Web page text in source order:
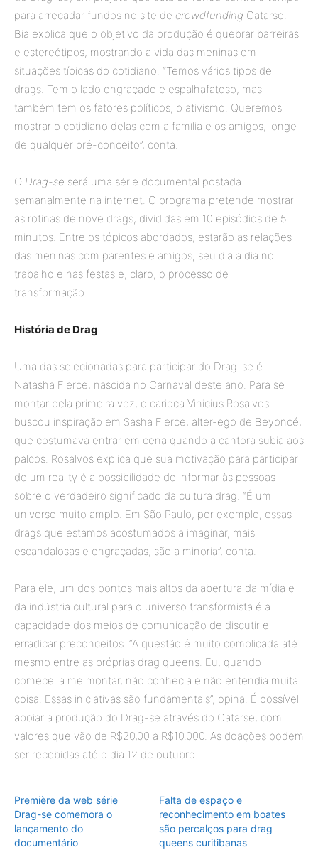
para arrecadar fundos no site de crowdfunding Catarse.
Bia explica que o objetivo da produção é quebrar barreiras
e estereótipos, mostrando a vida das meninas em
situações típicas do cotidiano. “Temos vários tipos de
drags. Tem o lado engraçado e espalhafatoso, mas
também tem os fatores políticos, o ativismo. Queremos
mostrar o cotidiano delas com a família e os amigos, longe
de qualquer pré-conceito”, conta.
O Drag-se será uma série documental postada
semanalmente na internet. O programa pretende mostrar
as rotinas de nove drags, divididas em 10 episódios de 5
minutos. Entre os tópicos abordados, estarão as relações
das meninas com parentes e amigos, seu dia a dia no
trabalho e nas festas e, claro, o processo de
transformação.
História de Drag
Uma das selecionadas para participar do Drag-se é
Natasha Fierce, nascida no Carnaval deste ano. Para se
montar pela primeira vez, o carioca Vinicius Rosalvos
buscou inspiração em Sasha Fierce, alter-ego de Beyoncé,
que costumava entrar em cena quando a cantora subia aos
palcos. Rosalvos explica que sua motivação para participar
de um reality é a possibilidade de informar às pessoas
sobre o verdadeiro significado da cultura drag. “É um
universo muito amplo. Em São Paulo, por exemplo, essas
drags que estamos acostumados a imaginar, mais
escandalosas e engraçadas, são a minoria”, conta.
Para ele, um dos pontos mais altos da abertura da mídia e
da indústria cultural para o universo transformista é a
capacidade dos meios de comunicação de discutir e
erradicar preconceitos. “A questão é muito complicada até
mesmo entre as próprias drag queens. Eu, quando
comecei a me montar, não conhecia e não entendia muita
coisa. Essas iniciativas são fundamentais”, opina. É possível
apoiar a produção do Drag-se através do Catarse, com
valores que vão de R$20,00 a R$10.000. As doações podem
ser recebidas até o dia 12 de outubro.
Première da web série
Drag-se comemora o
lançamento do
documentário
Falta de espaço e
reconhecimento em boates
são percalços para drag
queens curitibanas